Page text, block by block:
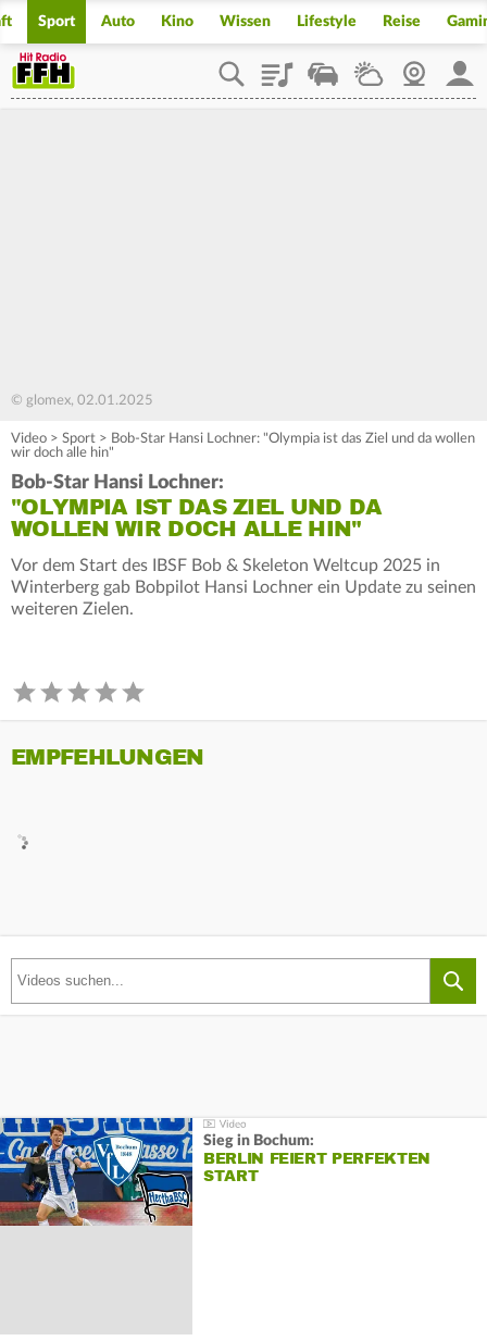
Sport Auto Kino Wissen Lifestyle Reise
PlaylistStaupilotWetterWebcam
© glomex, 02.01.2025
Video > Sport > Bob-Star Hansi Lochner: "Olympia ist das Ziel und da wollen
wir doch alle hin"
Bob-Star Hansi Lochner:
"OLYMPIA IST DAS ZIEL UND DA
WOLLEN WIR DOCH ALLE HIN"
Vor dem Start des IBSF Bob & Skeleton Weltcup 2025 in
Winterberg gab Bobpilot Hansi Lochner ein Update zu seinen
weiteren Zielen.
EMPFEHLUNGEN
Sieg in Bochum:
BERLIN FEIERT PERFEKTEN
START